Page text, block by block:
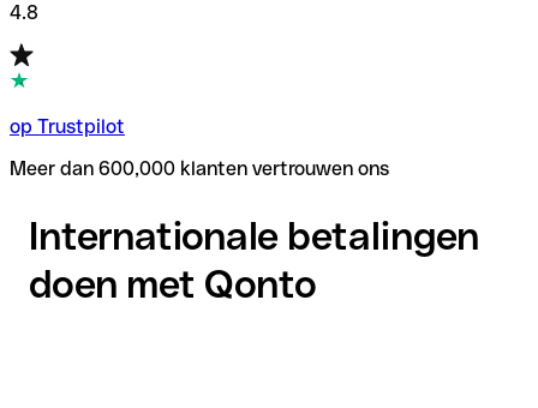
4.8
op Trustpilot
Meer dan 600,000 klanten vertrouwen ons
Internationale betalingen
doen met Qonto